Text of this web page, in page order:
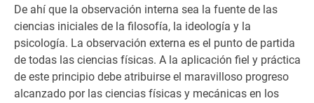
De ahí que la observación interna sea la fuente de las
ciencias iniciales de la filosofía, la ideología y la
psicología. La observación externa es el punto de partida
de todas las ciencias físicas. A la aplicación fiel y práctica
de este principio debe atribuirse el maravilloso progreso
alcanzado por las ciencias físicas y mecánicas en los